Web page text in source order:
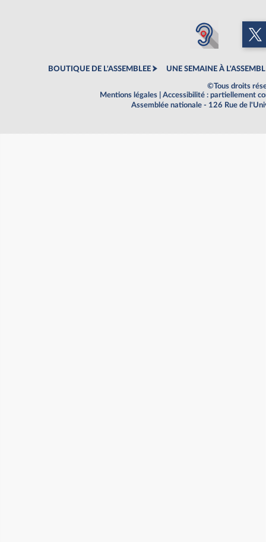
BOUTIQUE DE L'ASSEMBLEE UNE SEMAINE À
©Tous droits
Mentions légales
Accessibilité : partiellement
Assemblée nationale - 126 Rue de